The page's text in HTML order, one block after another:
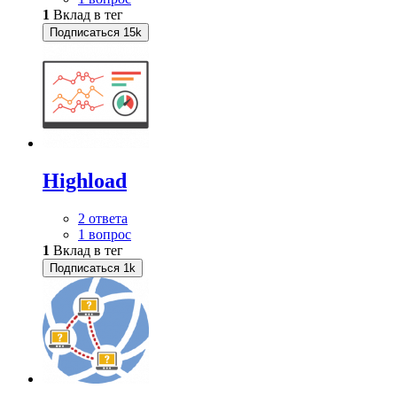
1 Вклад в тег
Подписаться 15k
Highload
2 ответа
1 вопрос
1 Вклад в тег
Подписаться 1k